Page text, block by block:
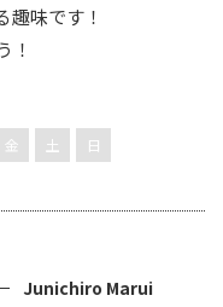
趣味です！
！
金 土 日
Junichiro Marui